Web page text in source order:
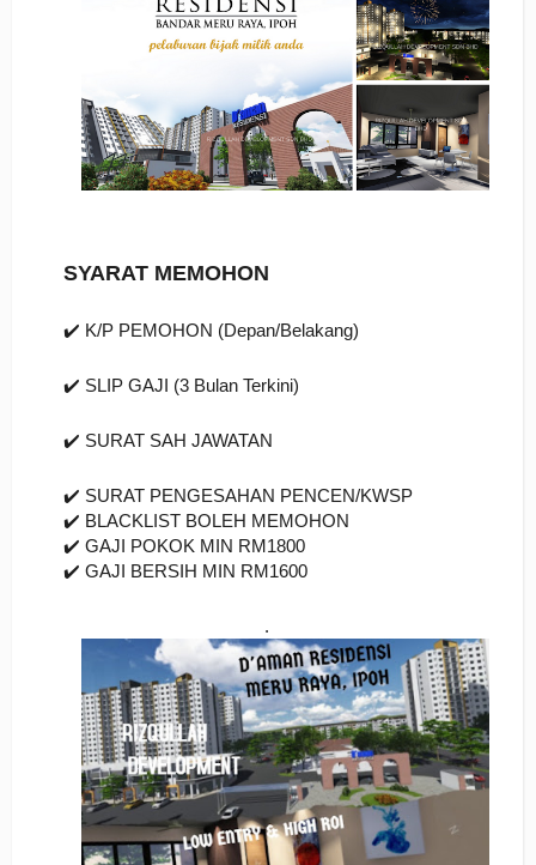
SYARAT MEMOHON
✔️ K/P PEMOHON (Depan/Belakang)
✔️ SLIP GAJI (3 Bulan Terkini)
✔️ SURAT SAH JAWATAN
✔️ SURAT PENGESAHAN PENCEN/KWSP
✔️ BLACKLIST BOLEH MEMOHON
✔️ GAJI POKOK MIN RM1800
✔️ GAJI BERSIH MIN RM1600
.